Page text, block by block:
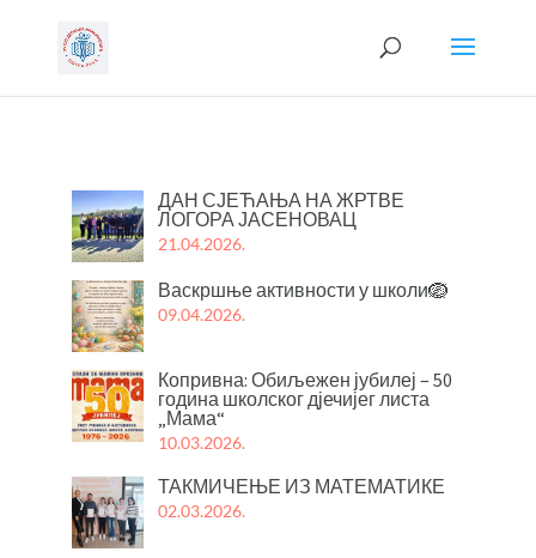
ДАН СЈЕЋАЊА НА ЖРТВЕ
ЛОГОРА ЈАСЕНОВАЦ
21.04.2026.
Васкршње активности у школи🪺
09.04.2026.
Копривна: Обиљежен јубилеј – 50
година школског дјечијег листа
„Мама“
10.03.2026.
ТАКМИЧЕЊЕ ИЗ МАТЕМАТИКЕ
02.03.2026.